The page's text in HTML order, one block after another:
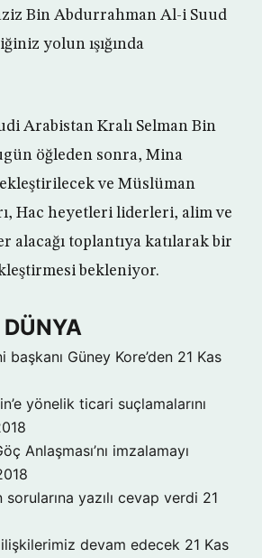
Bin Abdurrahman Al-i Suud
yolun ışığında
Arabistan Kralı Selman Bin
öğleden sonra, Mina
ve Müslüman
Hac heyetleri liderleri, alim ve
alacağı toplantıya katılarak bir
bekleniyor.
başkanı Güney Kore’den 21 Kas
yönelik ticari suçlamalarını
Anlaşması’nı imzalamayı
sorularına yazılı cevap verdi 21
devam edecek 21 Kas